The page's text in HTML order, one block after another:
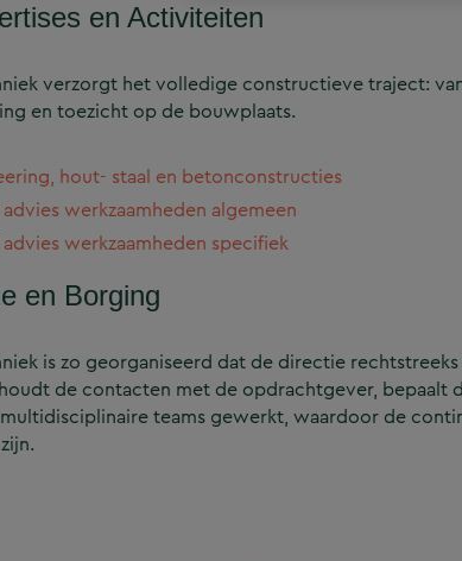
en Activiteiten
verzorgt het volledige constructieve traject:
en toezicht op de bouwplaats.
hout- staal en betonconstructies
werkzaamheden algemeen
werkzaamheden specifiek
en Borging
is zo georganiseerd dat de directie
de contacten met de opdrachtgever,
teams gewerkt, waardoor de